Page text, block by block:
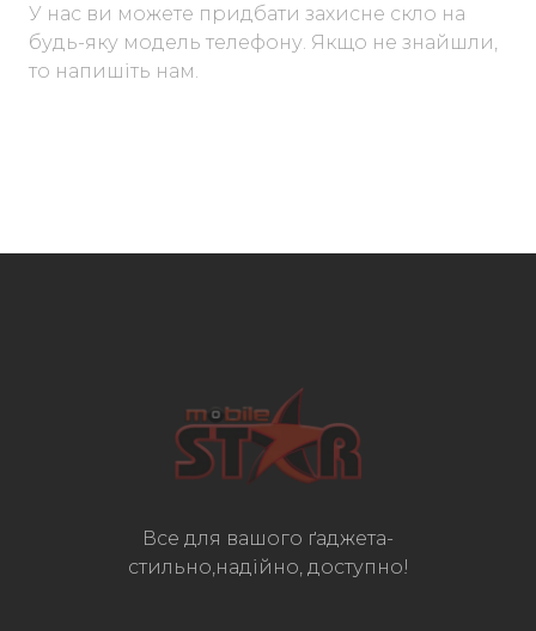
У нас ви можете придбати захисне скло на
будь-яку модель телефону. Якщо не знайшли,
то напишіть нам.
Все для вашого ґаджета-
стильно,надійно, доступно!